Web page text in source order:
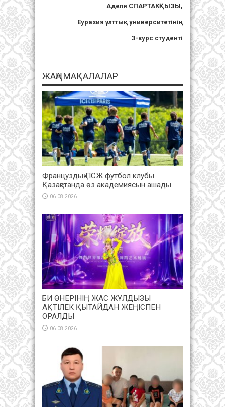
Аделя СПАРТАКҚЫЗЫ,
Еуразия ұлттық университетінің
3-курс студенті
ЖАҢА МАҚАЛАЛАР
Француздық ПСЖ футбол клубы
Қазақстанда өз академиясын ашады
06.08.2026
БИ ӨНЕРІНІҢ ЖАС ЖҰЛДЫЗЫ
АҚТІЛЕК ҚЫТАЙДАН ЖЕҢІСПЕН
ОРАЛДЫ
06.08.2026